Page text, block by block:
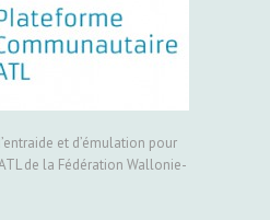
et d’émulation pour
de la Fédération Wallonie-